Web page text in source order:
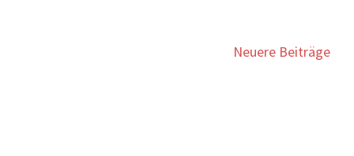
Beitragsnavigation
Neuere Beiträge